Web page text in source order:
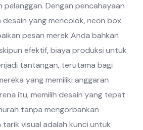
pelanggan. Dengan pencahayaan
desain yang mencolok, neon box
pesan merek Anda bahkan
efektif, biaya produksi untuk
tantangan, terutama bagi
yang memiliki anggaran
itu, memilih desain yang tepat
tanpa mengorbankan
visual adalah kunci untuk